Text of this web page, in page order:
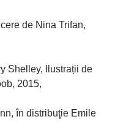
de Nina Trifan,
Shelley, Ilustrații de
2015,
în distribuţie Emile